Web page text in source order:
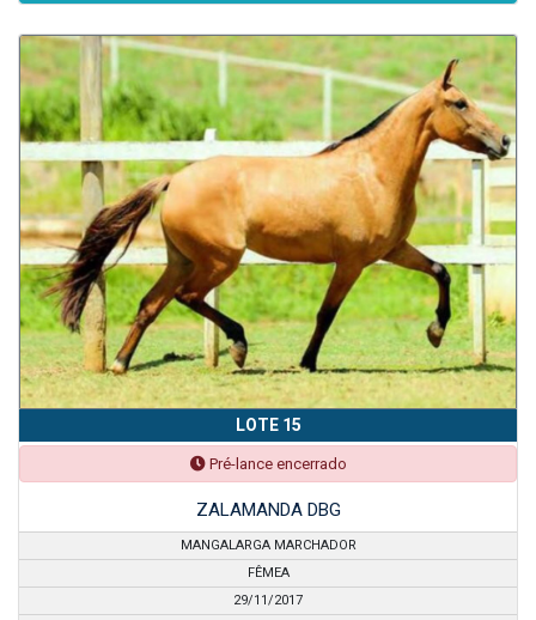
LOTE 15
Pré-lance encerrado
ZALAMANDA DBG
MANGALARGA MARCHADOR
FÊMEA
29/11/2017